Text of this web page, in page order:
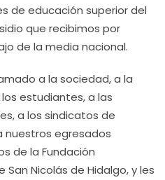
de educación superior del
que recibimos por
de la media nacional.
a la sociedad, a la
estudiantes, a las
a los sindicatos de
nuestros egresados
de la Fundación
San Nicolás de Hidalgo, y les